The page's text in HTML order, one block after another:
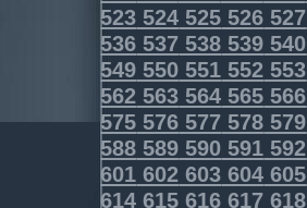
523 524 525 526 527
536 537 538 539 540
549 550 551 552 553
562 563 564 565 566
575 576 577 578 579
588 589 590 591 592
601 602 603 604 605
614 615 616 617 618